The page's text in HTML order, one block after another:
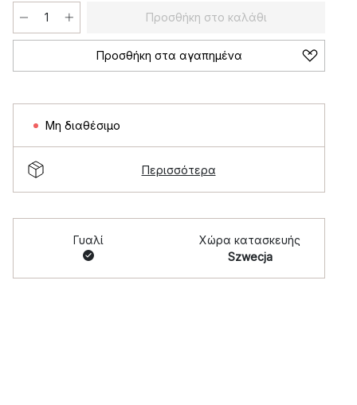
Προσθήκη στο καλάθι
Προσθήκη στα αγαπημένα
Μη διαθέσιμο
Περισσότερα
Γυαλί
Χώρα κατασκευής
Szwecja